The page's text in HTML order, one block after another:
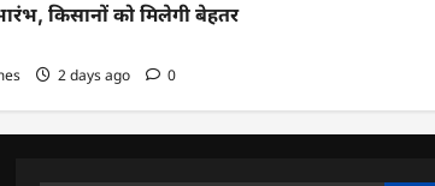
किसानों को मिलेगी बेहतर
2 days ago 0